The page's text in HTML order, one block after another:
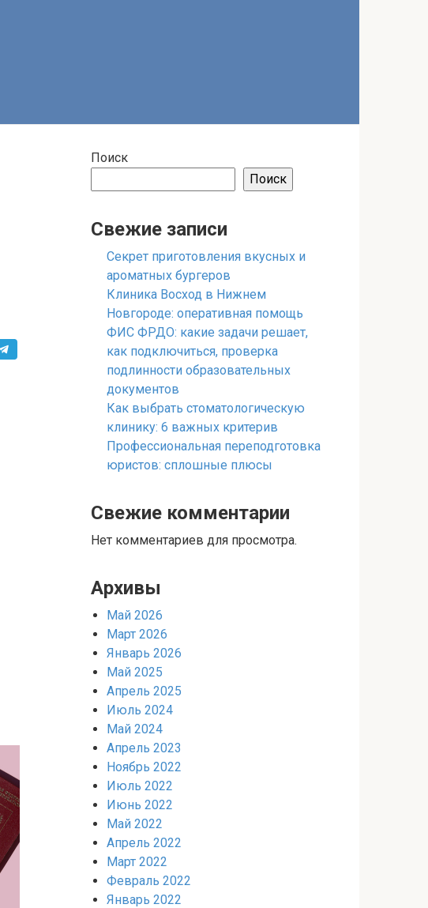
Поиск
Поиск
Свежие записи
Секрет приготовления вкусных и
ароматных бургеров
Клиника Восход в Нижнем
Новгороде: оперативная помощь
ФИС ФРДО: какие задачи решает,
как подключиться, проверка
подлинности образовательных
документов
Как выбрать стоматологическую
клинику: 6 важных критерив
Профессиональная переподготовка
юристов: сплошные плюсы
Свежие комментарии
Нет комментариев для просмотра.
Архивы
Май 2026
Март 2026
Январь 2026
Май 2025
Апрель 2025
Июль 2024
Май 2024
Апрель 2023
Ноябрь 2022
Июль 2022
Июнь 2022
Май 2022
Апрель 2022
Март 2022
Февраль 2022
Январь 2022